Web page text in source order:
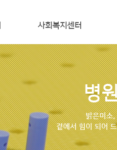
사회복지센터
프로그램일정
프로그램갤러리
자원봉사신청 병
밝은미소,
곁에서 힘이 되어